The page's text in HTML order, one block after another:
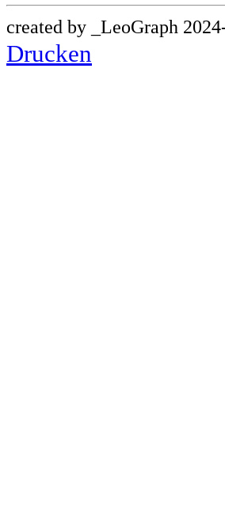
created by _LeoGraph
Drucken